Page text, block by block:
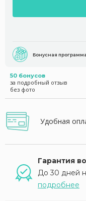
Бонусная
50 бонусов
за подробный отзыв
без фото
Удобная
Гарантия
До 30 дней
подробнее